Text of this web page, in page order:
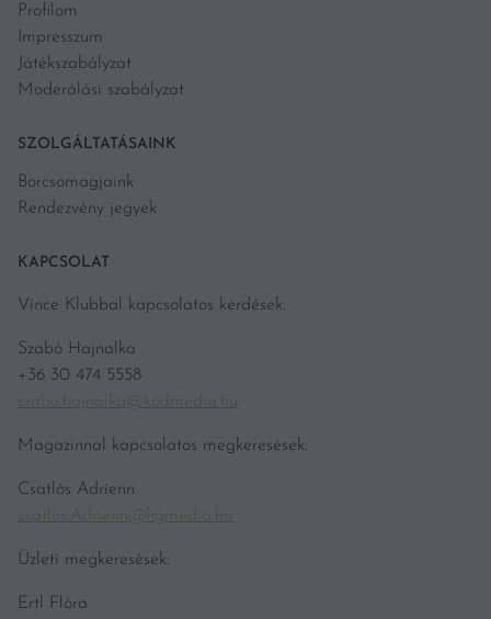
Profilom
Impresszum
Játékszabályzat
Moderálási szabályzat
SZOLGÁLTATÁSAINK
Borcsomagjaink
Rendezvény jegyek
KAPCSOLAT
Vince Klubbal kapcsolatos kérdések:
Szabó Hajnalka
+36 30 474 5558
szabo.hajnalka@kodmedia.hu
Magazinnal kapcsolatos megkeresések:
Csatlós Adrienn
csatlos.Adrienn@hgmedia.hu
Üzleti megkeresések:
Ertl Flóra